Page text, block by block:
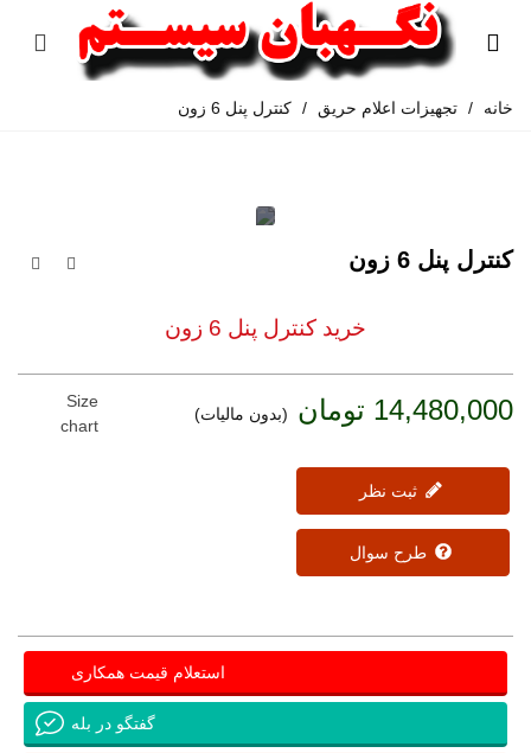
خانه / تجهیزات اعلام حریق / کنترل پنل 6 زون
کنترل پنل 6 زون
خرید کنترل پنل 6 زون
14,480,000 تومان (بدون مالیات)
ثبت نظر
طرح سوال
Size
chart
استعلام قیمت همکاری
گفتگو در بله